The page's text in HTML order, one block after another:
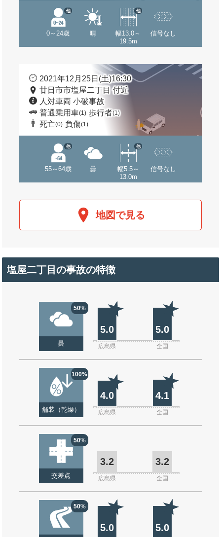
0～24歳
他
晴
幅13.0～
19.5m
他
信号なし
2021年12月25日(土)16:30
廿日市市塩屋二丁目 付近
人対車両 小破事故
普通乗用車(1) 歩行者(1)
死亡(0) 負傷(1)
55～64歳
他
曇
幅5.5～
13.0m
他
信号なし
地図で見る
塩屋二丁目の事故の特徴
50%
曇
5.0 5.0
広島県 全国
100%
舗装（乾燥）
4.0 4.1
広島県 全国
50%
交差点
3.2 3.2
広島県 全国
50%
5.0 5.0